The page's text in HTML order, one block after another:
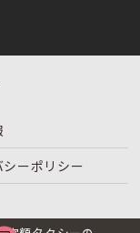
ーポリシー